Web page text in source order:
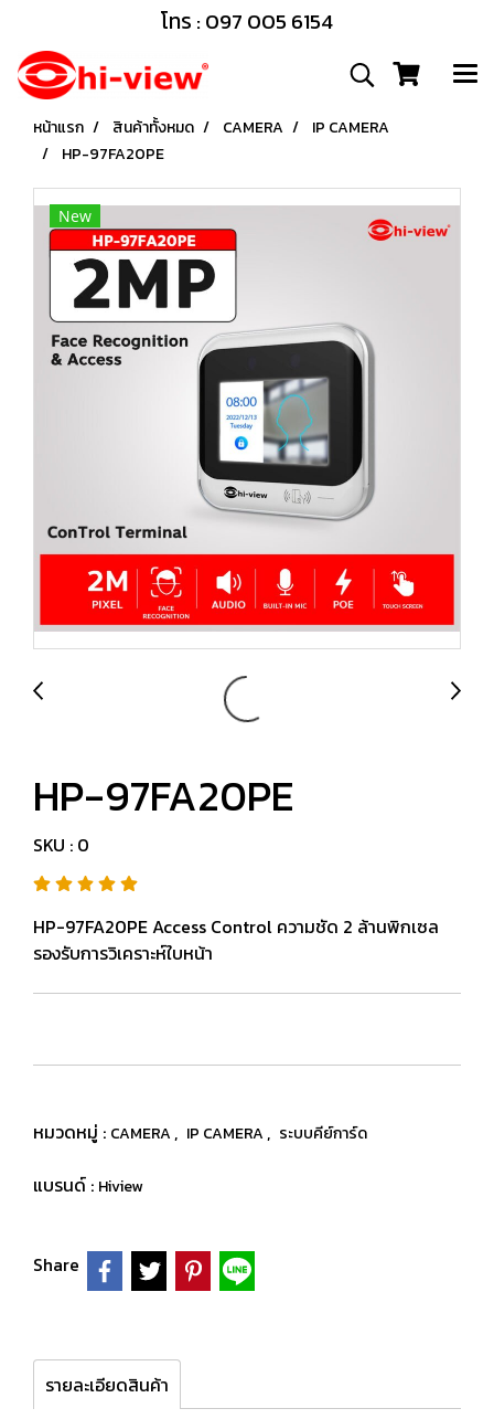
โทร : 097 005 6154
หน้าแรก สินค้าทั้งหมด CAMERA
IP CAMERA
HP-97FA20PE
New
HP-97FA20PE
SKU : 0
HP-97FA20PE Access Control ความชัด 2 ล้านพิกเซล
รองรับการวิเคราะห์ใบหน้า
หมวดหมู่ : CAMERA , IP CAMERA , ระบบคีย์การ์ด
แบรนด์ : Hiview
Share
รายละเอียดสินค้า